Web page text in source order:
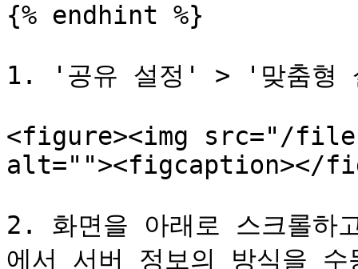
{% endhint %}
1. '공유 설정' > '맞춤형
<figure><img src="/files/
alt=""><figcaption></
2. 화면을 아래로 스크롤하
에서 서버 정보의 방식을 수